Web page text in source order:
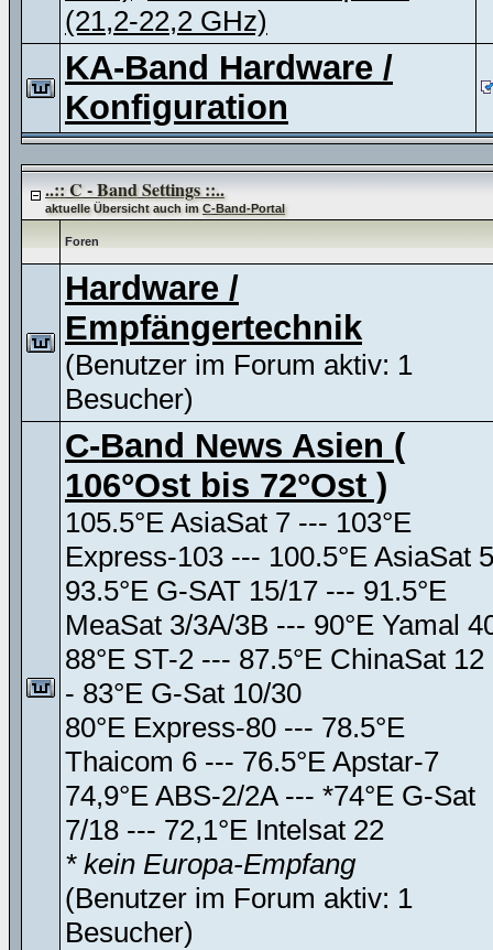
(21,2-22,2 GHz)
KA-Band Hardware /
Konfiguration
..:: C - Band Settings ::..
aktuelle Übersicht auch imC-Band-Portal
Foren
Hardware /
Empfängertechnik
(Benutzer im Forum aktiv: 1
Besucher)
C-Band News Asien (
106°Ost bis 72°Ost )
105.5°E AsiaSat 7 --- 103°E
Express-103 --- 100.5°E AsiaSat 5
93.5°E G-SAT 15/17 --- 91.5°E
MeaSat 3/3A/3B --- 90°E Yamal
88°E ST-2 --- 87.5°E ChinaSat 12
- 83°E G-Sat 10/30
80°E Express-80 --- 78.5°E
Thaicom 6 --- 76.5°E Apstar-7
74,9°E ABS-2/2A --- *74°E G-Sat
7/18 --- 72,1°E Intelsat 22
* kein Europa-Empfang
(Benutzer im Forum aktiv: 1
Besucher)